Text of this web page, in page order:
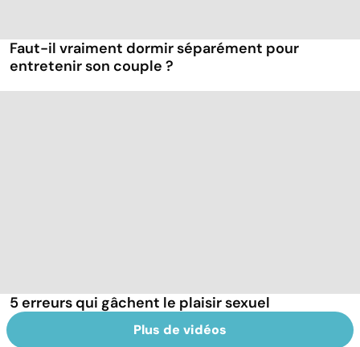
Faut-il vraiment dormir séparément pour
entretenir son couple ?
5 erreurs qui gâchent le plaisir sexuel
Plus de vidéos